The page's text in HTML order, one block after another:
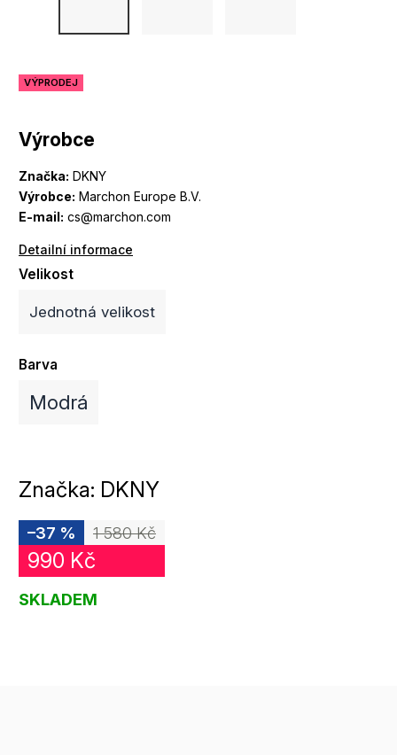
Výrobce
Značka: DKNY
Výrobce: Marchon Europe B.V.
E-mail: cs@marchon.com
Detailní informace
VÝPRODEJ
Velikost
Jednotná velikost
Barva
Modrá
Značka: DKNY
1 580 Kč
–37 %
990 Kč
SKLADEM